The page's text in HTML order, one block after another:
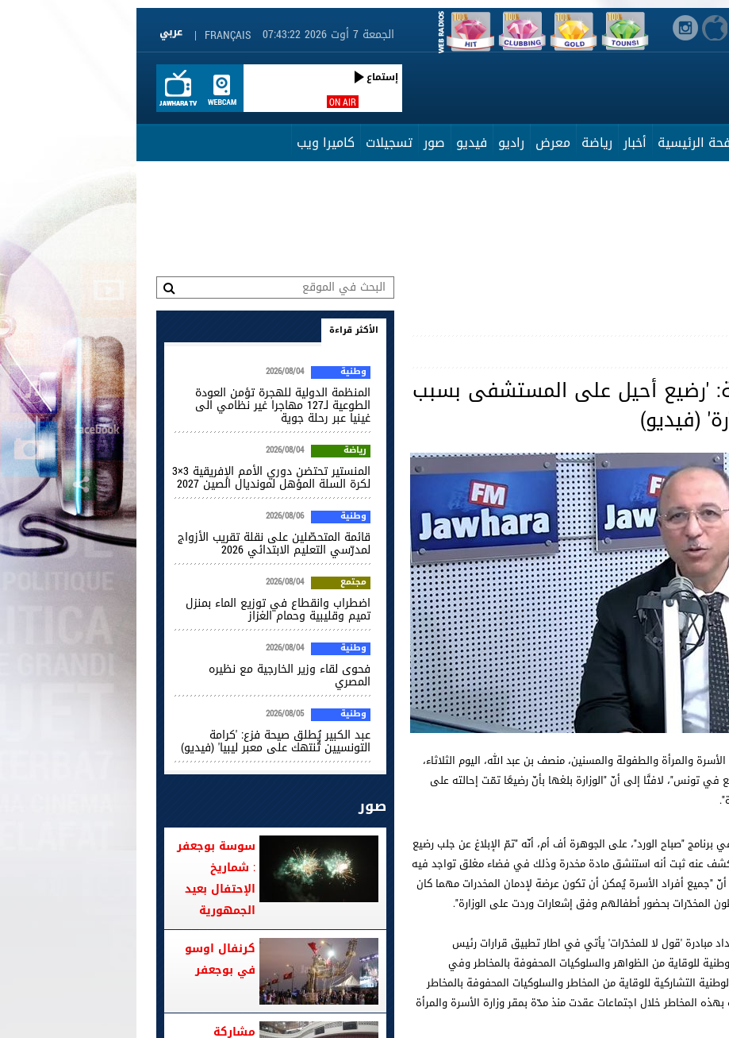
FRANÇAIS
| الجمعة 7 أوت 2026 07:43:23
ON AIR
إستماع
الرئيسية أخبار رياضة معرض راديو فيديو صور تسجيلات كاميرا ويب
'رضيع أحيل على المستشفى بسبب
(فيديو)
والمرأة والطفولة والمسنين، منصف بن عبد الله، اليوم الثلاثاء،
تونس"، لافتًا إلى أنّ "الوزارة بلغها بأنّ رضيعًا تمّت إحالته على
برنامج "صباح الورد"، على الجوهرة أف أم، أنّه "تمّ الإبلاغ عن جلب رضيع
عنه ثبت أنه استنشق مادة مخدرة وذلك في فضاء مغلق تواجد فيه
"جميع أفراد الأسرة يُمكن أن تكون عرضة لإدمان المخدرات مهما كان
المخدّرات بحضور أطفالهم وفق إشعارات وردت على الوزارة".
مبادرة 'قول لا للمخدّرات' يأتي في اطار تطبيق قرارات رئيس
للوقاية من الظواهر والسلوكيات المحفوفة بالمخاطر وفي
التشاركية للوقاية من المخاطر والسلوكيات المحفوفة بالمخاطر
المخاطر خلال اجتماعات عقدت منذ مدّة بمقر وزارة الأسرة والمرأة
الأكثر قراءة
وطنية 2026/08/04
المنظمة الدولية للهجرة تؤمن العودة
الطوعية لـ127 مهاجرا غير نظامي الى
غينيا عبر رحلة جوية
رياضة 2026/08/04
المنستير تحتضن دوري الأمم الإفريقية 3×3
لكرة السلة المؤهل لمونديال الصين 2027
وطنية 2026/08/06
قائمة المتحصّلين على نقلة تقريب الأزواج
لمدرّسي التعليم الابتدائي 2026
مجتمع 2026/08/04
اضطراب وانقطاع في توزيع الماء بمنزل
تميم وقليبية وحمام الغزاز
وطنية 2026/08/04
فحوى لقاء وزير الخارجية مع نظيره
المصري
وطنية 2026/08/05
عبد الكبير يُطلق صيحة فزع: 'كرامة
التونسيين تُنتهك على معبر ليبيا' (فيديو)
صور
سوسة بوجعفر
: شماريخ
الإحتفال بعيد
الجمهورية
كرنفال اوسو
في بوجعفر
مشاركة